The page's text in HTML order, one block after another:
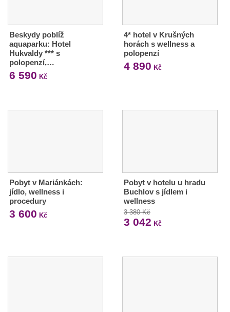
Beskydy poblíž
aquaparku: Hotel
Hukvaldy *** s
polopenzí,…
6 590 Kč
4* hotel v Krušných
horách s wellness a
polopenzí
4 890 Kč
Pobyt v Mariánkách:
jídlo, wellness i
procedury
3 600 Kč
Pobyt v hotelu u hradu
Buchlov s jídlem i
wellness
3 380 Kč
3 042 Kč